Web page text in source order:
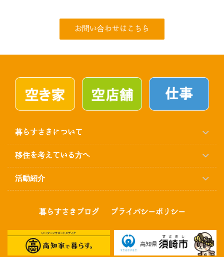
お問い合わせはこちら
暮らすさきについて
移住を考えている方へ
活動紹介
暮らすさきブログ プライバシーポリシー